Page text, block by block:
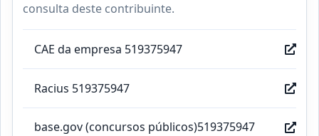
consulta deste contribuinte.
CAE da empresa 519375947
Racius 519375947
base.gov (concursos públicos)519375947